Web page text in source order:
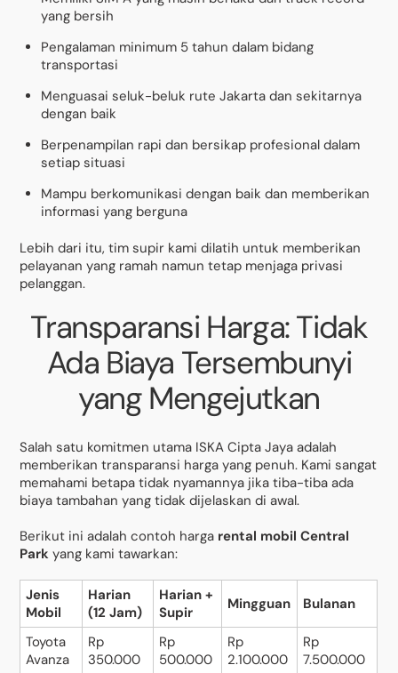
yang bersih
Pengalaman minimum 5 tahun dalam bidang
transportasi
Menguasai seluk-beluk rute Jakarta dan sekitarnya
dengan baik
Berpenampilan rapi dan bersikap profesional dalam
setiap situasi
Mampu berkomunikasi dengan baik dan memberikan
informasi yang berguna
Lebih dari itu, tim supir kami dilatih untuk memberikan
pelayanan yang ramah namun tetap menjaga privasi
pelanggan.
Transparansi Harga: Tidak
Ada Biaya Tersembunyi
yang Mengejutkan
Salah satu komitmen utama ISKA Cipta Jaya adalah
memberikan transparansi harga yang penuh. Kami sangat
memahami betapa tidak nyamannya jika tiba-tiba ada
biaya tambahan yang tidak dijelaskan di awal.
Berikut ini adalah contoh harga rental mobil Central
Park yang kami tawarkan:
Jenis
Mobil
Harian
(12 Jam)
Harian +
Supir
Mingguan Bulanan
Toyota
Avanza
Rp
350.000
Rp
500.000
Rp
2.100.000
Rp
7.500.000